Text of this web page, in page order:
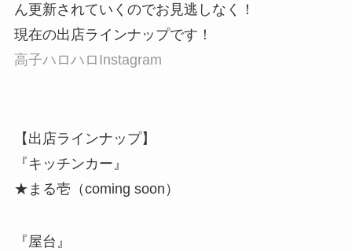
ん更新されていくのでお見逃しなく！
現在の出店ラインナップです！
高子ハロハロInstagram
【出店ラインナップ】
『キッチンカー』
★まる壱（coming soon）
『屋台』